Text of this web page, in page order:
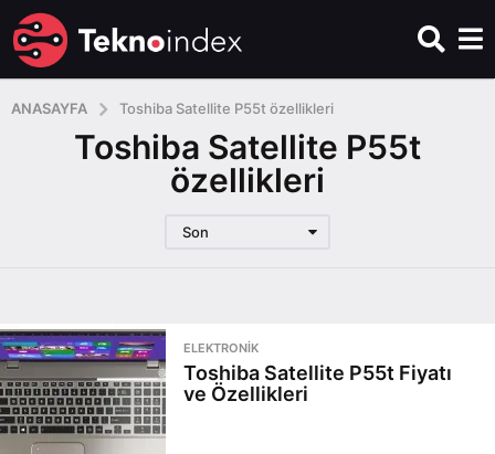
ANASAYFA Toshiba Satellite P55t özellikleri
Toshiba Satellite P55t
özellikleri
Son
ELEKTRONIK
Toshiba Satellite P55t Fiyatı
ve Özellikleri